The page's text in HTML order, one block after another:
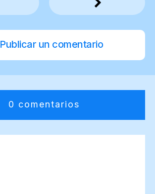
Publicar un comentario
0 comentarios